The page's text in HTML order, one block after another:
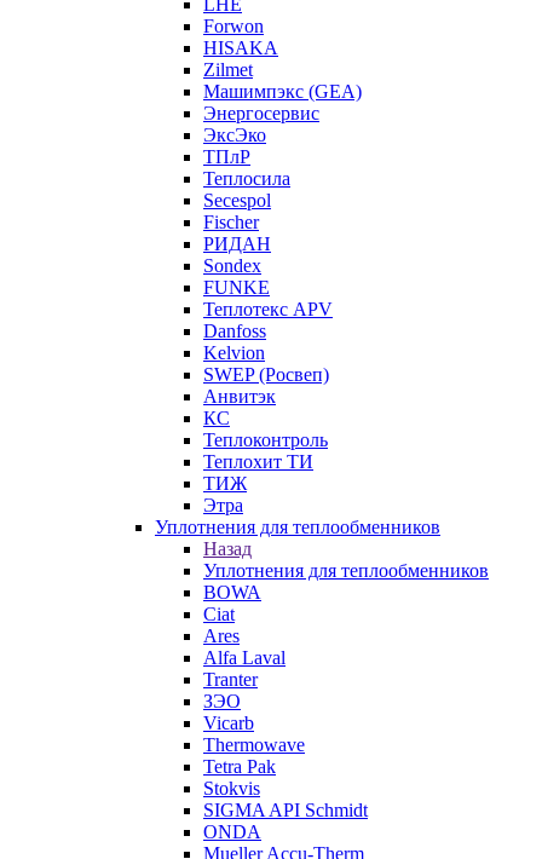
LHE
Forwon
HISAKA
Zilmet
Машимпэкс (GEA)
Энергосервис
ЭксЭко
ТПлР
Теплосила
Secespol
Fischer
РИДАН
Sondex
FUNKE
Теплотекс APV
Danfoss
Kelvion
SWEP (Росвеп)
Анвитэк
КС
Теплоконтроль
Теплохит ТИ
ТИЖ
Этра
Уплотнения для теплообменников
Назад
Уплотнения для теплообменников
BOWA
Ciat
Ares
Alfa Laval
Tranter
ЗЭО
Vicarb
Thermowave
Tetra Pak
Stokvis
SIGMA API Schmidt
ONDA
Mueller Accu-Therm